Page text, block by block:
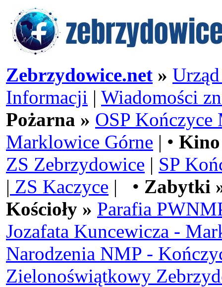
Zebrzydowice.net »
Informacji | Wiadomości
Pożarna » OSP Kończyce
Marklowice Górne | •
ZS Zebrzydowice | SP
| ZS Kaczyce | • Zabytki
Kościoły » Parafia
Jozafata Kuncewicza -
Narodzenia NMP -
Zielonoświątkowy